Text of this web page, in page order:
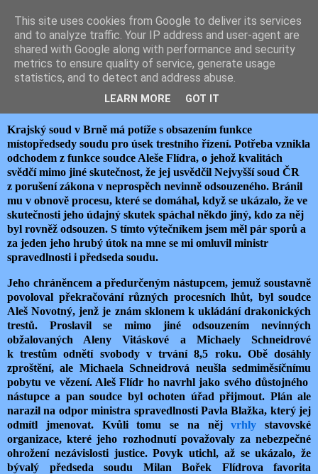
JEMELIK ZDENĚK
neděle 13. listopadu 2022
HLEDÁ SE MÍSTOPŘEDSEDA
Krajský soud v Brně má potíže s obsazením funkce
místopředsedy soudu pro úsek trestního řízení. Potřeba vznikla
odchodem z funkce soudce Aleše Flídra, o jehož kvalitách
svědčí mimo jiné skutečnost, že jej usvědčil Nejvyšší soud ČR
z porušení zákona v neprospěch nevinně odsouzeného. Bránil
mu v obnově procesu, které se domáhal, když se ukázalo, že ve
skutečnosti jeho údajný skutek spáchal někdo jiný, kdo za něj
byl rovněž odsouzen. S tímto výtečníkem jsem měl pár sporů a
za jeden jeho hrubý útok na mne se mi omluvil ministr
spravedlnosti i předseda soudu.
Jeho chráněncem a předurčeným nástupcem, jemuž soustavně
povoloval překračování různých procesních lhůt, byl soudce
Aleš Novotný, jenž je znám sklonem k ukládání drakonických
trestů. Proslavil se mimo jiné odsouzením nevinných
obžalovaných Aleny Vitáskové a Michaely Schneidrové
k trestům odnětí svobody v trvání 8,5 roku. Obě dosáhly
zproštění, ale Michaela Schneidrová neušla sedmiměsíčnímu
pobytu ve vězení. Aleš Flídr ho navrhl jako svého důstojného
nástupce a pan soudce byl ochoten úřad přijmout. Plán ale
narazil na odpor ministra spravedlnosti Pavla Blažka, který jej
odmítl jmenovat. Kvůli tomu se na nějvrhly stavovské
organizace, které jeho rozhodnutí považovaly za nebezpečné
ohrožení nezávislosti justice. Povyk utichl, až se ukázalo, že
bývalý předseda soudu Milan Bořek Flídrova favorita
This site uses cookies from Google to deliver its services
and to analyze traffic. Your IP address and user-agent are
shared with Google along with performance and security
metrics to ensure quality of service, generate usage
statistics, and to detect and address abuse.
LEARN MORE GOT IT